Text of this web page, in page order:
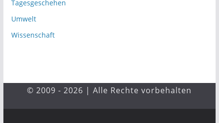
Tagesgeschehen
Umwelt
Wissenschaft
© 2009 - 2026 | Alle Rechte vorbehalten